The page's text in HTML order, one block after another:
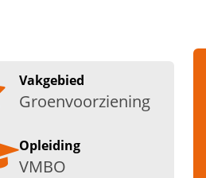
Vakgebied
Groenvoorziening
Opleiding
VMBO